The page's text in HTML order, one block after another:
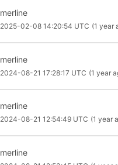
merline
2025-02-08 14:20:54 UTC (1 year
merline
2024-08-21 17:28:17 UTC (1 year
merline
2024-08-21 12:54:49 UTC (1 year
merline